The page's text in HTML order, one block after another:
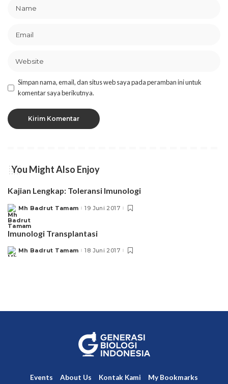
Simpan nama, email, dan situs web saya pada peramban ini untuk
komentar saya berikutnya.
You Might Also Enjoy
Kajian Lengkap: Toleransi Imunologi
Posted
by
Mh Badrut Tamam 19 Juni 2017
Imunologi Transplantasi
Posted
by
Mh Badrut Tamam 18 Juni 2017
Events About Us Kontak Kami My Bookmarks